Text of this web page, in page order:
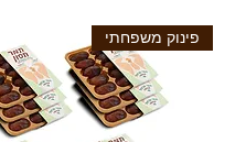
פינוק משפחתי